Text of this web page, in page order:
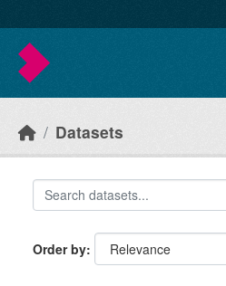
Datasets
Order by